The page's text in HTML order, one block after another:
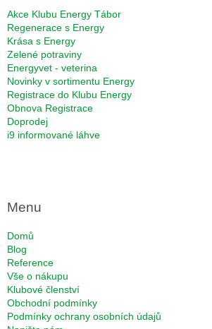
Akce Klubu Energy Tábor
Regenerace s Energy
Krása s Energy
Zelené potraviny
Energyvet - veterina
Novinky v sortimentu Energy
Registrace do Klubu Energy
Obnova Registrace
Doprodej
i9 informované láhve
Menu
Domů
Blog
Reference
Vše o nákupu
Klubové členství
Obchodní podmínky
Podmínky ochrany osobních údajů